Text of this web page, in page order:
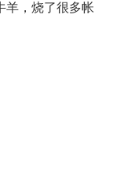
，烧了很多帐